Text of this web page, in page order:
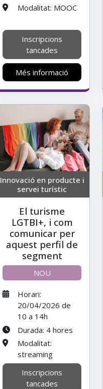
Modalitat: MOOC
Inscripcions
tancades
Més informació
Innovació en producte i
servei turístic
El turisme
LGTBI+, i com
comunicar per
aquest perfil de
segment
NOU
Horari:
20/04/2026 de
10 a 14h
Durada: 4 hores
Modalitat:
streaming
Inscripcions
tancades